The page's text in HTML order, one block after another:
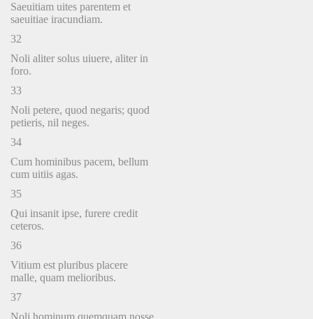
Saeuitiam uites parentem et
saeuitiae iracundiam.
32
Noli aliter solus uiuere, aliter in
foro.
33
Noli petere, quod negaris; quod
petieris, nil neges.
34
Cum hominibus pacem, bellum
cum uitiis agas.
35
Qui insanit ipse, furere credit
ceteros.
36
Vitium est pluribus placere
malle, quam melioribus.
37
Noli hominum quemquam nosse,